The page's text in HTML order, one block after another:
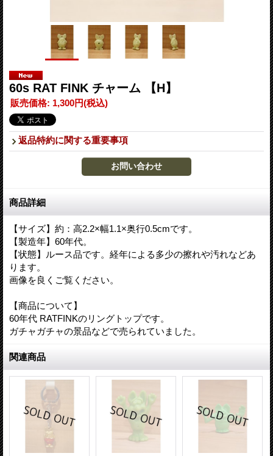
60s RAT FINK チャーム 【H】
販売価格: 1,300円(税込)
返品特約に関する重要事項
商品詳細
【サイズ】約：高2.2×幅1.1×奥行0.5cmです。
【製造年】60年代。
【状態】ルース品です。経年による多少の擦れや汚れなどあ
ります。
画像を良くご覧ください。
【商品について】
60年代 RATFINKのリングトップです。
ガチャガチャの景品などで売られていました。
関連商品